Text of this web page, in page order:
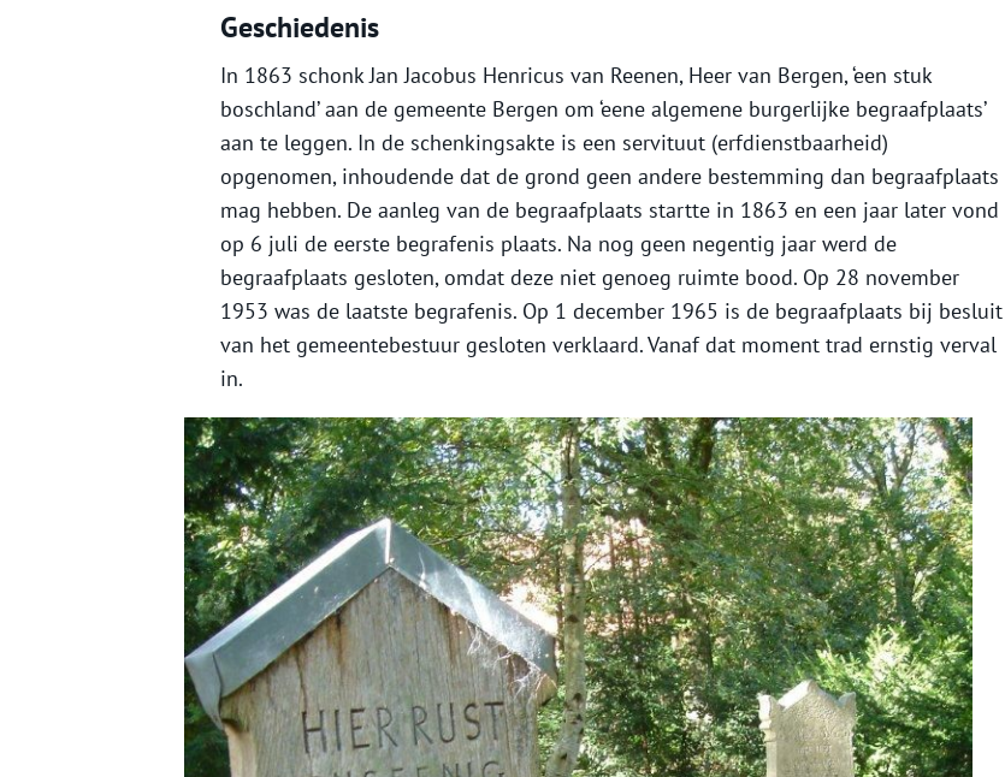
Geschiedenis
In 1863 schonk Jan Jacobus Henricus van Reenen, Heer van Bergen, ‘een stuk
boschland’ aan de gemeente Bergen om ‘eene algemene burgerlijke begraafplaats’
aan te leggen. In de schenkingsakte is een servituut (erfdienstbaarheid)
opgenomen, inhoudende dat de grond geen andere bestemming dan begraafplaats
mag hebben. De aanleg van de begraafplaats startte in 1863 en een jaar later vond
op 6 juli de eerste begrafenis plaats. Na nog geen negentig jaar werd de
begraafplaats gesloten, omdat deze niet genoeg ruimte bood. Op 28 november
1953 was de laatste begrafenis. Op 1 december 1965 is de begraafplaats bij besluit
van het gemeentebestuur gesloten verklaard. Vanaf dat moment trad ernstig verval
in.